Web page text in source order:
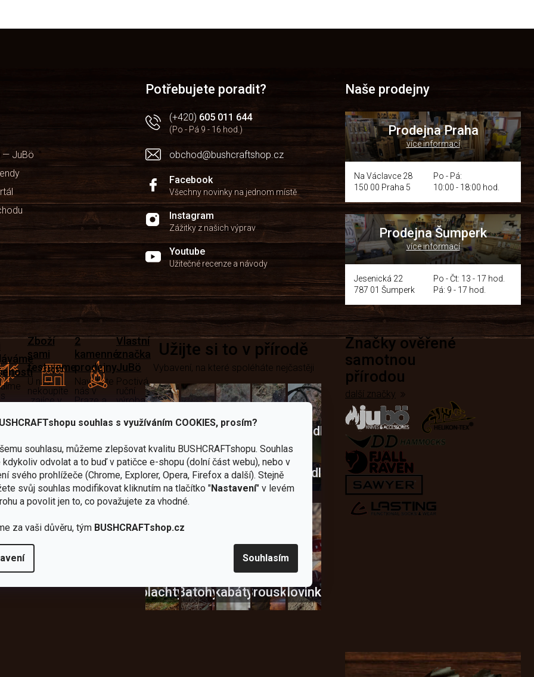
souhlas s využíváním COOKIES, prosím?
souhlasu, můžeme zlepšovat kvalitu BUSHCRAFTshopu. Souhlas
kdykoliv odvolat a to buď v patičce e-shopu (dolní část webu), nebo v
svého prohlížeče (Chrome, Explorer, Opera, Firefox a další). Stejně
svůj souhlas modifikovat kliknutím na tlačítko "Nastavení" v levém
a povolit jen to, co považujete za vhodné.
za vaši důvěru, tým BUSHCRAFTshop.cz
Souhlasím
O
a
í
p
r
k
y
ý
p
s
u
— JuBö
Potřebujete poradit?
(+420) 605 011 644
(Po - Pá 9 - 16 hod.)
obchod@bushcraftshop.cz
Facebook
Všechny novinky na jednom místě
Instagram
Zážitky z našich výprav
Youtube
Užitečné recenze a návody
Naše prodejny
Prodejna Praha
více informací
Na Václavce 28
150 00 Praha 5
Po - Pá:
10:00 - 18:00 hod.
Prodejna Šumperk
více informací
Jesenická 22
787 01 Šumperk
Po - Čt: 13 - 17 hod.
Pá: 9 - 17 hod.
Zboží
sami
testujeme
U nás
nekoupíte
„zajíce v
2
kamenné
prodejny
Navštivte
nás v
Praze a
Vlastní
značka
JuBö
Poctivá
ruční
výroba
Užijte si to v přírodě
Vybavení, na které spoléháte nejčastěji
NožeSekery
Vařiče
a
kartušeNádobí
Křesadla
škrtadla
plachtyBatohy
Bundy
a
kabátyBrouskyNovinky
Značky ověřené
samotnou
přírodou
další značky